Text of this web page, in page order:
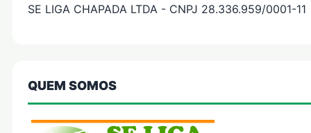
SE LIGA CHAPADA LTDA - CNPJ 28.336.959/0001-11
QUEM SOMOS